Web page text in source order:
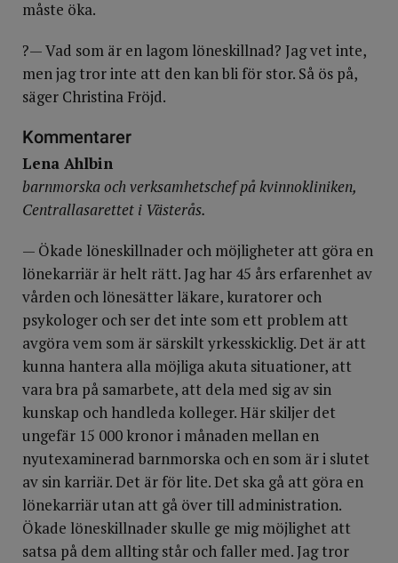
måste öka.
?— Vad som är en lagom löneskillnad? Jag vet inte,
men jag tror inte att den kan bli för stor. Så ös på,
säger Christina Fröjd.
Kommentarer
Lena Ahlbin
barnmorska och verksamhetschef på kvinnokliniken,
Centrallasarettet i Västerås.
— Ökade löneskillnader och möjligheter att göra en
lönekarriär är helt rätt. Jag har 45 års erfarenhet av
vården och lönesätter läkare, kuratorer och
psykologer och ser det inte som ett problem att
avgöra vem som är särskilt yrkesskicklig. Det är att
kunna hantera alla möjliga akuta situationer, att
vara bra på samarbete, att dela med sig av sin
kunskap och handleda kolleger. Här skiljer det
ungefär 15 000 kronor i månaden mellan en
nyutexaminerad barnmorska och en som är i slutet
av sin karriär. Det är för lite. Det ska gå att göra en
lönekarriär utan att gå över till administration.
Ökade löneskillnader skulle ge mig möjlighet att
satsa på dem allting står och faller med. Jag tror